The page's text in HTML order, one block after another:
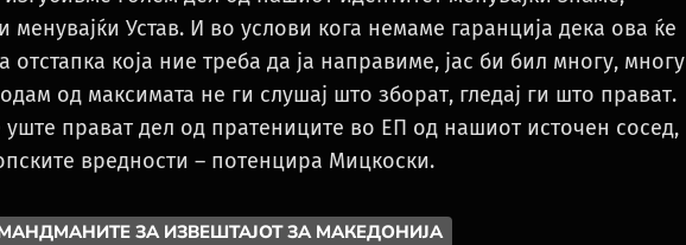
менувајќи Устав. И во услови кога немаме гаранција дека ова ќе
отстапка која ние треба да ја направиме, јас би бил многу, многу
од максимата не ги слушај што зборат, гледај ги што прават.
прават дел од пратениците во ЕП од нашиот источен сосед,
вредности – потенцира Мицкоски.
ЗА ИЗВЕШТАЈОТ ЗА МАКЕДОНИЈА